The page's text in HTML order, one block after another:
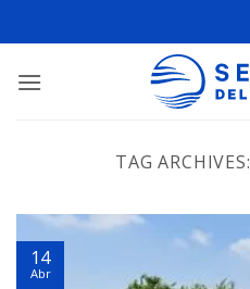
TAG ARCHIVES:
14
Abr